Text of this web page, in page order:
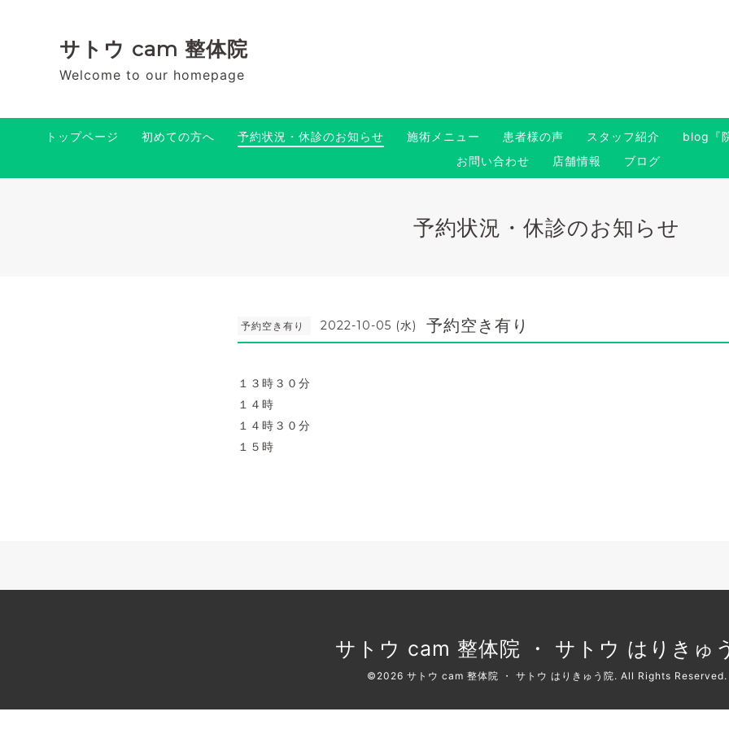
サトウ cam 整体院
Welcome to our homepage
トップページ 初めての方へ 予約状況・休診のお知らせ 施術メニュー 患者様の声 スタッフ紹介 blog『
お問い合わせ
店舗情報 ブログ
予約状況・休診のお知らせ
予約空き有り 2022-10-05 (水) 予約空き有り
１３時３０分
１４時
１４時３０分
１５時
サトウ cam 整体院 ・ サトウ はりきゅ
©2026 サトウ cam 整体院 ・ サトウ はりきゅう院. All Rights Reserved.